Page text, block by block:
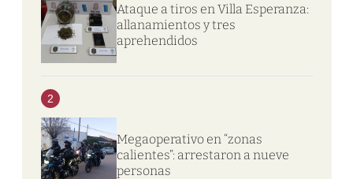
Ataque a tiros en Villa Esperanza:
allanamientos y tres
aprehendidos
2
Megaoperativo en “zonas
calientes”: arrestaron a nueve
personas